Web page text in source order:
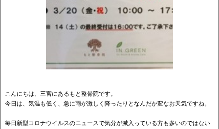
こんにちは、三宮にあるもと整骨院です。
今日は、気温も低く、急に雨が激しく降ったりとなんだか変なお天気ですね。
毎日新型コロナウイルスのニュースで気分が滅入っている方も多いのではない